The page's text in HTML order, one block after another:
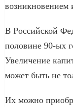
В Российской
половине 90-ых
Увеличение
может быть не
Их можно